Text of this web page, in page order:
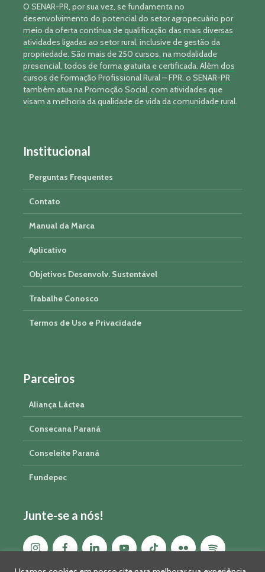
O SENAR-PR, por sua vez, se fundamenta no
desenvolvimento do potencial do setor agropecuário por
meio da oferta contínua de qualificação das mais diversas
atividades ligadas ao setor rural, inclusive de gestão da
propriedade. São mais de 250 cursos, na modalidade
presencial, todos de forma gratuita e certificada. Além dos
cursos de Formação Profissional Rural – FPR, o SENAR-PR
também atua na Promoção Social, com atividades que
visam a melhoria da qualidade de vida da comunidade rural.
Institucional
Perguntas Frequentes
Contato
Manual da Marca
Aplicativo
Objetivos Desenvolv. Sustentável
Trabalhe Conosco
Termos de Uso e Privacidade
Parceiros
Aliança Láctea
Consecana Paraná
Conseleite Paraná
Fundepec
Junte-se a nós!